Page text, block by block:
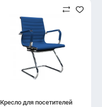
Кресло для посетителей